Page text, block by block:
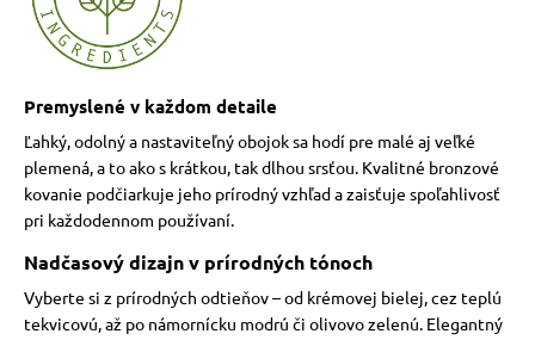
Premyslené v každom detaile
Ľahký, odolný a nastaviteľný obojok sa hodí pre malé aj veľké
plemená, a to ako s krátkou, tak dlhou srsťou. Kvalitné bronzové
kovanie podčiarkuje jeho prírodný vzhľad a zaisťuje spoľahlivosť
pri každodennom používaní.
Nadčasový dizajn v prírodných tónoch
Vyberte si z prírodných odtieňov – od krémovej bielej, cez teplú
tekvicovú, až po námornícku modrú či olivovo zelenú. Elegantný